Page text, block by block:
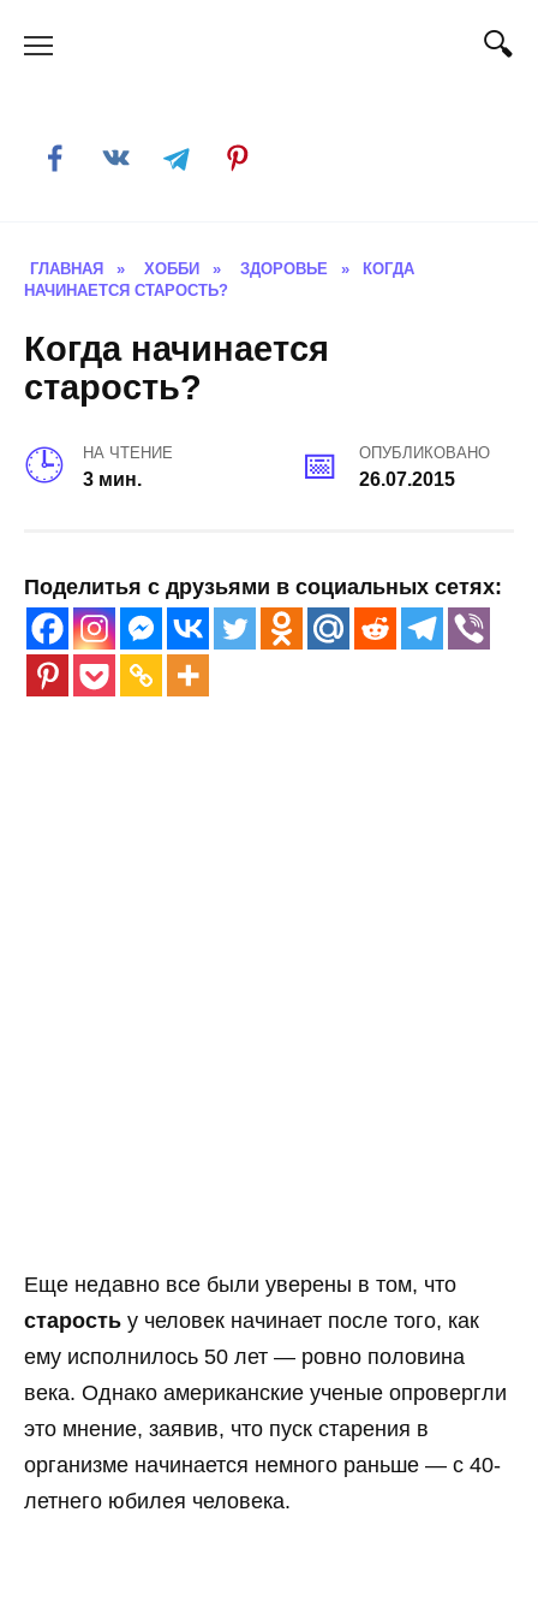
ГЛАВНАЯ » ХОББИ » ЗДОРОВЬЕ »
КОГДА
НАЧИНАЕТСЯ СТАРОСТЬ?
Когда начинается
старость?
НА ЧТЕНИЕ
3 мин.
ОПУБЛИКОВАНО
26.07.2015
Поделитья с друзьями в социальных сетях:
Еще недавно все были уверены в том, что
старость у человек начинает после того, как
ему исполнилось 50 лет — ровно половина
века. Однако американские ученые опровергли
это мнение, заявив, что пуск старения в
организме начинается немного раньше — с 40-
летнего юбилея человека.